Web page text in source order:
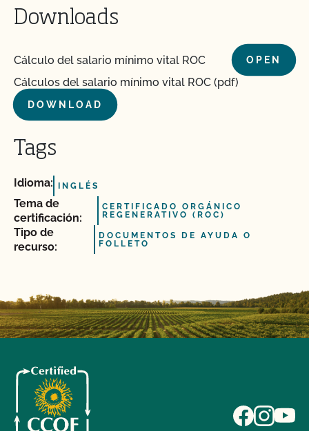
Downloads
Cálculo del salario mínimo vital ROC OPEN
Cálculos del salario mínimo vital ROC (pdf)
DOWNLOAD
Tags
Idioma: INGLÉS
Tema de
certificación:
CERTIFICADO ORGÁNICO
REGENERATIVO (ROC)
Tipo de
recurso:
DOCUMENTOS DE AYUDA O
FOLLETO